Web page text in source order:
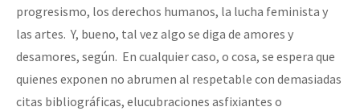
progresismo, los derechos humanos, la lucha feminista y
las artes. Y, bueno, tal vez algo se diga de amores y
desamores, según. En cualquier caso, o cosa, se espera que
quienes exponen no abrumen al respetable con demasiadas
citas bibliográficas, elucubraciones asfixiantes o